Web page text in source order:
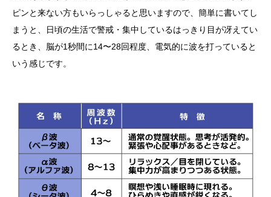
ピンと来ない方もいらっしゃると思いますので、簡単に書いてし
まうと、日頃の生活で警戒・集中しているはっきり目が冴えてい
るとき、脳が1秒間に14〜28回程度、電気的に波を打っていると
いう感じです。